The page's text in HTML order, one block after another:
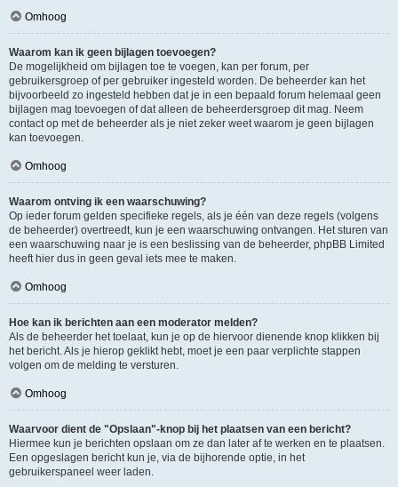
Omhoog
Waarom kan ik geen bijlagen toevoegen?
De mogelijkheid om bijlagen toe te voegen, kan per forum, per
gebruikersgroep of per gebruiker ingesteld worden. De beheerder kan het
bijvoorbeeld zo ingesteld hebben dat je in een bepaald forum helemaal geen
bijlagen mag toevoegen of dat alleen de beheerdersgroep dit mag. Neem
contact op met de beheerder als je niet zeker weet waarom je geen bijlagen
kan toevoegen.
Omhoog
Waarom ontving ik een waarschuwing?
Op ieder forum gelden specifieke regels, als je één van deze regels (volgens
de beheerder) overtreedt, kun je een waarschuwing ontvangen. Het sturen van
een waarschuwing naar je is een beslissing van de beheerder, phpBB Limited
heeft hier dus in geen geval iets mee te maken.
Omhoog
Hoe kan ik berichten aan een moderator melden?
Als de beheerder het toelaat, kun je op de hiervoor dienende knop klikken bij
het bericht. Als je hierop geklikt hebt, moet je een paar verplichte stappen
volgen om de melding te versturen.
Omhoog
Waarvoor dient de "Opslaan"-knop bij het plaatsen van een bericht?
Hiermee kun je berichten opslaan om ze dan later af te werken en te plaatsen.
Een opgeslagen bericht kun je, via de bijhorende optie, in het
gebruikerspaneel weer laden.